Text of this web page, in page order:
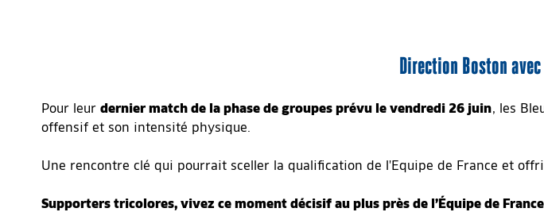
Direction Boston
Pour leurdernier match de la phase de groupes prévu le vendredi 26 juin, les
offensif et son intensité physique.
Une rencontre clé qui pourrait sceller la qualification de l'Equipe de France et
Supporters tricolores, vivez ce moment décisif au plus près de l’Équipe de